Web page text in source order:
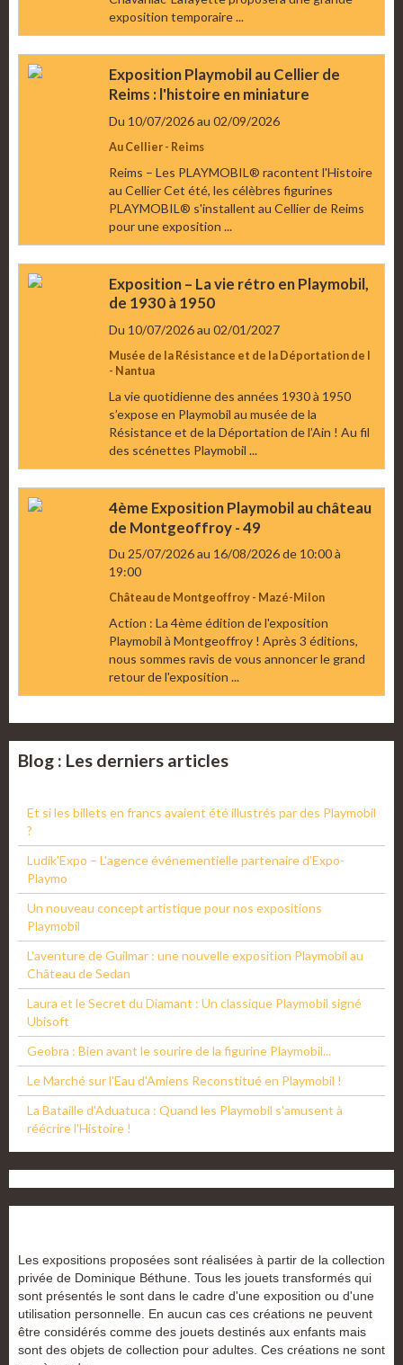
exposition temporaire ...
Exposition Playmobil au Cellier de
Reims : l'histoire en miniature
Du 10/07/2026au 02/09/2026
Au Cellier - Reims
Reims – Les PLAYMOBIL® racontent l'Histoire
au Cellier Cet été, les célèbres figurines
PLAYMOBIL® s'installent au Cellier de Reims
pour une exposition ...
Exposition – La vie rétro en Playmobil,
de 1930 à 1950
Du 10/07/2026au 02/01/2027
Musée de la Résistance et de la Déportation de l
- Nantua
La vie quotidienne des années 1930 à 1950
s’expose en Playmobil au musée de la
Résistance et de la Déportation de l’Ain ! Au fil
des scénettes Playmobil ...
4ème Exposition Playmobil au château
de Montgeoffroy - 49
Du 25/07/2026au 16/08/2026de 10:00à
19:00
Château de Montgeoffroy - Mazé-Milon
Action : La 4ème édition de l'exposition
Playmobil à Montgeoffroy ! Après 3 éditions,
nous sommes ravis de vous annoncer le grand
retour de l'exposition ...
Blog : Les derniers articles
Et si les billets en francs avaient été illustrés par des Playmobil
?
Ludik'Expo – L'agence événementielle partenaire d'Expo-
Playmo
Un nouveau concept artistique pour nos expositions
Playmobil
L'aventure de Guilmar : une nouvelle exposition Playmobil au
Château de Sedan
Laura et le Secret du Diamant : Un classique Playmobil signé
Ubisoft
Geobra : Bien avant le sourire de la figurine Playmobil...
Le Marché sur l'Eau d'Amiens Reconstitué en Playmobil !
La Bataille d'Aduatuca : Quand les Playmobil s'amusent à
réécrire l'Histoire !
Les expositions proposées sont réalisées à partir de la collection
privée de Dominique Béthune. Tous les jouets transformés qui
sont présentés le sont dans le cadre d'une exposition ou d'une
utilisation personnelle. En aucun cas ces créations ne peuvent
être considérés comme des jouets destinés aux enfants mais
sont des objets de collection pour adultes. Ces créations ne sont